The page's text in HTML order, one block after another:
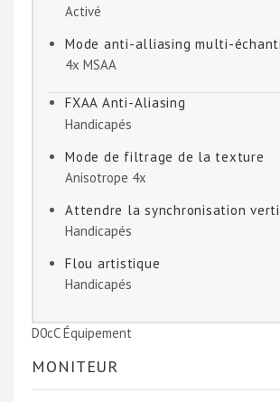
Activé
Mode anti-alliasing multi-
4x MSAA
FXAA Anti-Aliasing
Handicapés
Mode de filtrage de la texture
Anisotrope 4x
Attendre la synchronisation
Handicapés
Flou artistique
Handicapés
D0cC Équipement
MONITEUR